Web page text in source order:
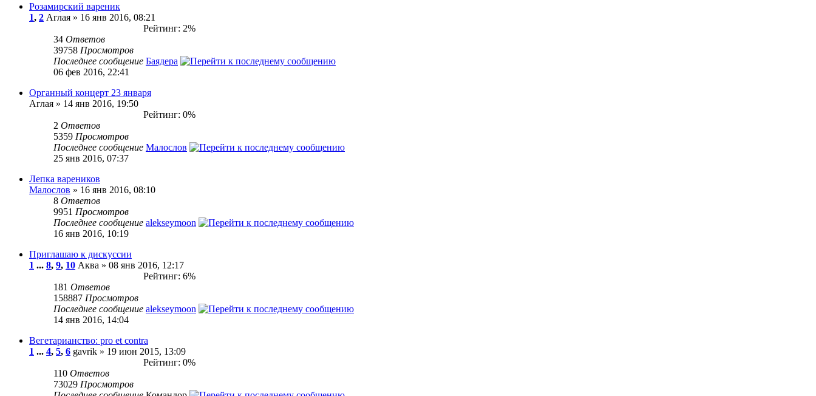
Розамирский вареник
1, 2 Аглая » 16 янв 2016, 08:21
Рейтинг: 2%
34 Ответов
39758 Просмотров
Последнее сообщение Баядера
06 фев 2016, 22:41
Органный концерт 23 января
Аглая » 14 янв 2016, 19:50
Рейтинг: 0%
2 Ответов
5359 Просмотров
Последнее сообщение Малослов
25 янв 2016, 07:37
Лепка вареников
Малослов » 16 янв 2016, 08:10
8 Ответов
9951 Просмотров
Последнее сообщение alekseymoon
16 янв 2016, 10:19
Приглашаю к дискуссии
1 ... 8, 9, 10 Аква » 08 янв 2016, 12:17
Рейтинг: 6%
181 Ответов
158887 Просмотров
Последнее сообщение alekseymoon
14 янв 2016, 14:04
Вегетарианство: pro et contra
1 ... 4, 5, 6 gavrik » 19 июн 2015, 13:09
Рейтинг: 0%
110 Ответов
73029 Просмотров